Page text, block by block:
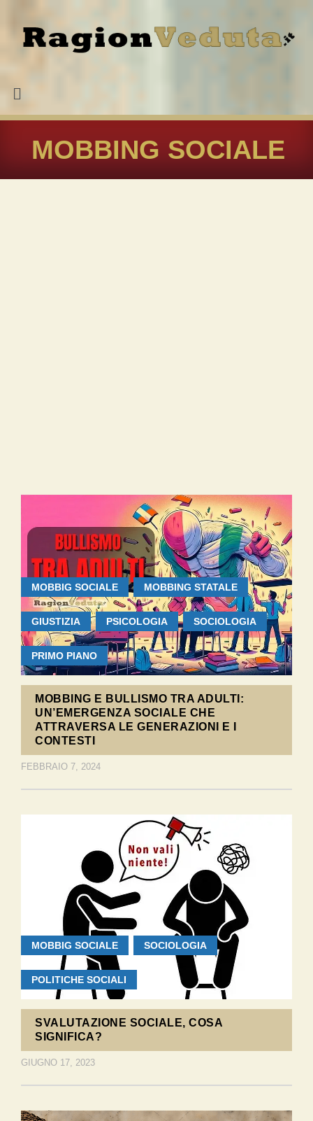
MOBBING SOCIALE
MOBBIG SOCIALE MOBBING STATALE
GIUSTIZIA PSICOLOGIA SOCIOLOGIA
PRIMO PIANO
MOBBING E BULLISMO TRA ADULTI:
UN’EMERGENZA SOCIALE CHE
ATTRAVERSA LE GENERAZIONI E I
CONTESTI
FEBBRAIO 7, 2024
MOBBIG SOCIALE SOCIOLOGIA
POLITICHE SOCIALI
SVALUTAZIONE SOCIALE, COSA
SIGNIFICA?
GIUGNO 17, 2023